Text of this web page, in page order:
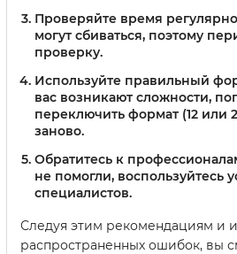
Проверяйте время регулярно
могут сбиваться, поэтому
проверку.
Используйте правильный
вас возникают сложности,
переключить формат (12 или
заново.
Обратитесь к
не помогли, воспользуйтесь
специалистов.
Следуя этим рекомендациям и
распространенных ошибок, вы